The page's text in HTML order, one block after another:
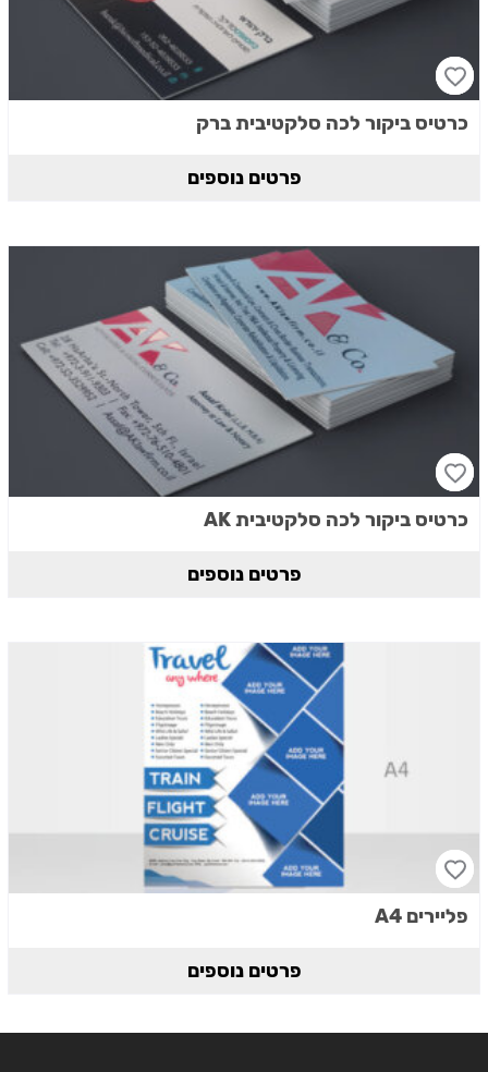
כרטיס ביקור לכה סלקטיבית ברק
פרטים נוספים
כרטיס ביקור לכה סלקטיבית AK
פרטים נוספים
פליירים A4
פרטים נוספים